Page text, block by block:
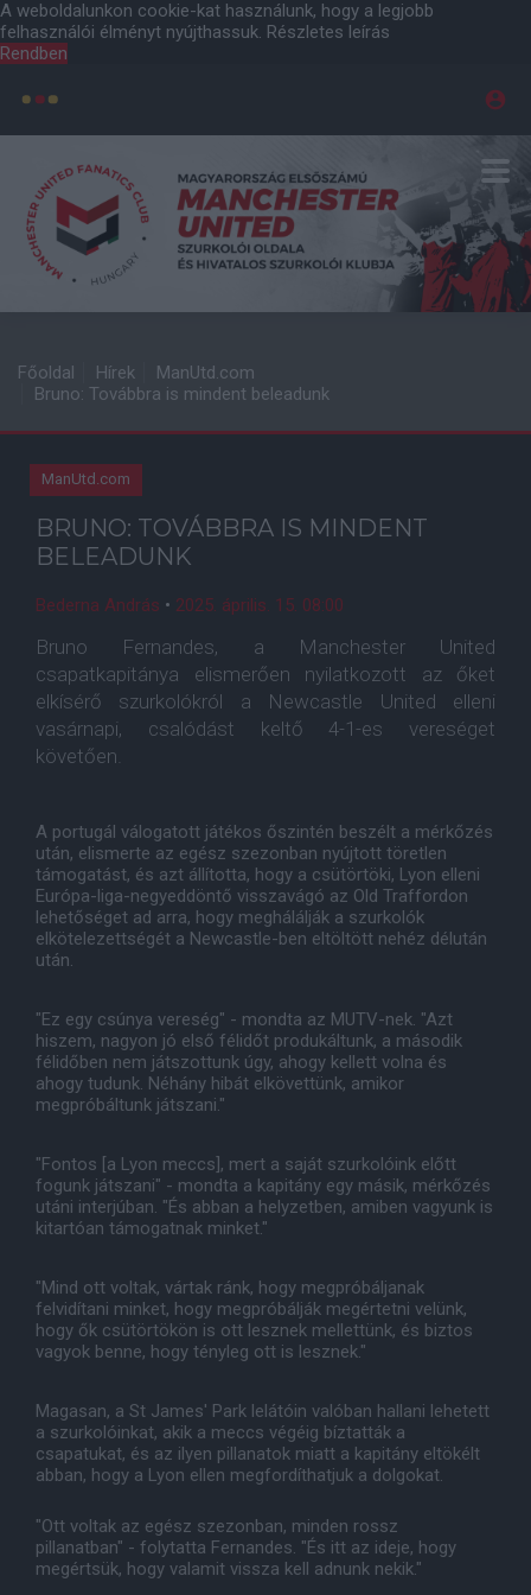
A weboldalunkon cookie-kat használunk, hogy a legjobb
felhasználói élményt nyújthassuk. Részletes leírás
Rendben
Főoldal Hírek
ManUtd.com
Bruno: Továbbra is mindent beleadunk
ManUtd.com
BRUNO: TOVÁBBRA IS MINDENT
BELEADUNK
Bederna András • 2025. április. 15. 08:00
Bruno Fernandes, a Manchester United
csapatkapitánya elismerően nyilatkozott az őket
elkísérő szurkolókról a Newcastle United elleni
vasárnapi, csalódást keltő 4-1-es vereséget
követően.
A portugál válogatott játékos őszintén beszélt a mérkőzés
után, elismerte az egész szezonban nyújtott töretlen
támogatást, és azt állította, hogy a csütörtöki, Lyon elleni
Európa-liga-negyeddöntő visszavágó az Old Traffordon
lehetőséget ad arra, hogy meghálálják a szurkolók
elkötelezettségét a Newcastle-ben eltöltött nehéz délután
után.
"Ez egy csúnya vereség" - mondta az MUTV-nek. "Azt
hiszem, nagyon jó első félidőt produkáltunk, a második
félidőben nem játszottunk úgy, ahogy kellett volna és
ahogy tudunk. Néhány hibát elkövettünk, amikor
megpróbáltunk játszani."
"Fontos [a Lyon meccs], mert a saját szurkolóink előtt
fogunk játszani" - mondta a kapitány egy másik, mérkőzés
utáni interjúban. "És abban a helyzetben, amiben vagyunk is
kitartóan támogatnak minket."
"Mind ott voltak, vártak ránk, hogy megpróbáljanak
felvidítani minket, hogy megpróbálják megértetni velünk,
hogy ők csütörtökön is ott lesznek mellettünk, és biztos
vagyok benne, hogy tényleg ott is lesznek."
Magasan, a St James' Park lelátóin valóban hallani lehetett
a szurkolóinkat, akik a meccs végéig bíztatták a
csapatukat, és az ilyen pillanatok miatt a kapitány eltökélt
abban, hogy a Lyon ellen megfordíthatjuk a dolgokat.
"Ott voltak az egész szezonban, minden rossz
pillanatban" - folytatta Fernandes. "És itt az ideje, hogy
megértsük, hogy valamit vissza kell adnunk nekik."